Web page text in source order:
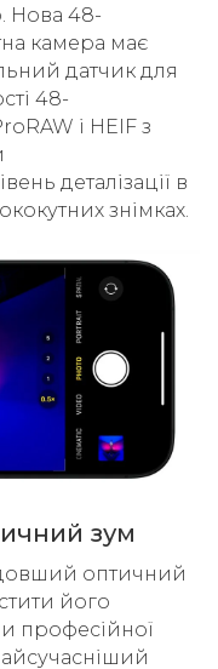
Нова 48-
камера має
датчик для
48-
і HEIF з
деталізації в
знімках.
зум
оптичний
його
професійної